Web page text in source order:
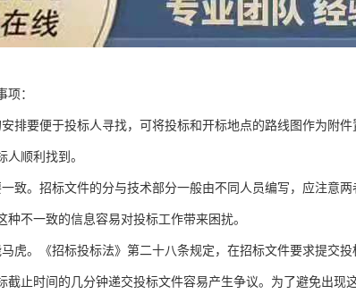
项：
排要便于投标人寻找，可将投标和开标地点的路线图作为附
人顺利找到。
致。招标文件的分与技术部分一般由不同人员编写，应注意
种不一致的信息容易对投标工作带来困扰。
虎。《招标投标法》第二十八条规定，在招标文件要求提交
截止时间的几分钟递交投标文件容易产生争议。为了避免出现